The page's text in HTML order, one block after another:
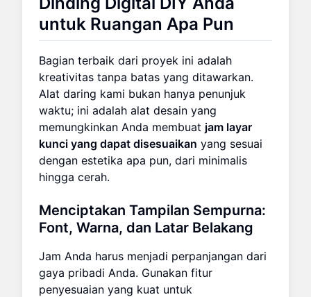
untuk Ruangan Apa Pun
Bagian terbaik dari proyek ini adalah
kreativitas tanpa batas yang ditawarkan.
Alat daring kami bukan hanya penunjuk
waktu; ini adalah alat desain yang
memungkinkan Anda membuat jam layar
kunci yang dapat disesuaikan yang sesuai
dengan estetika apa pun, dari minimalis
hingga cerah.
Menciptakan Tampilan Sempurna:
Font, Warna, dan Latar Belakang
Jam Anda harus menjadi perpanjangan dari
gaya pribadi Anda. Gunakan fitur
penyesuaian yang kuat untuk